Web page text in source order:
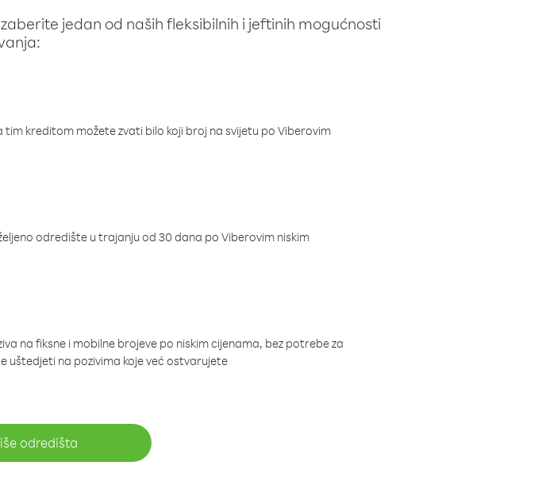
jedan od naših fleksibilnih i jeftinih mogućnosti
kreditom možete zvati bilo koji broj na svijetu po Viberovim
odredište u trajanju od 30 dana po Viberovim niskim
na fiksne i mobilne brojeve po niskim cijenama, bez potrebe za
uštedjeti na pozivima koje već ostvarujete
odredišta